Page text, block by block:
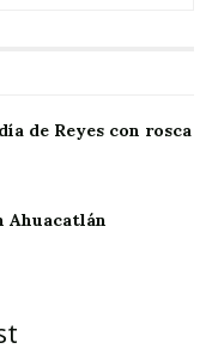
de Reyes con rosca
Ahuacatlán